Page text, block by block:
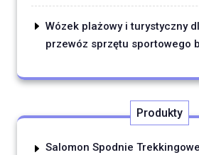
Wózek plażowy i turystyczny
przewóz sprzętu sportowego
Produkty
Salomon Spodnie